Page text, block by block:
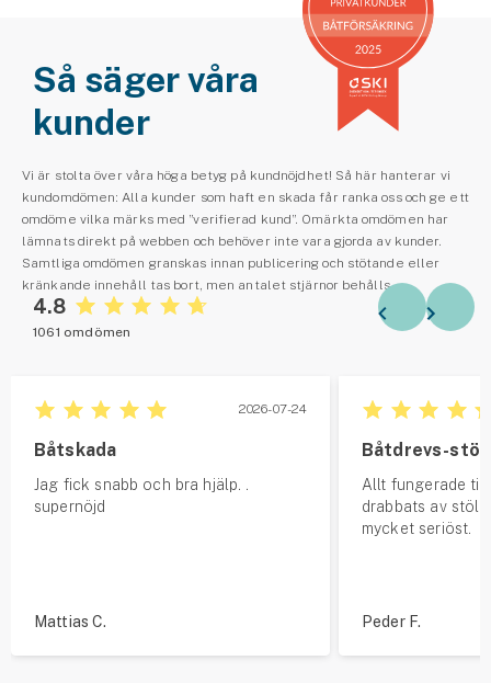
Så säger våra
kunder
Vi är stolta över våra höga betyg på kundnöjdhet! Så här hanterar vi
kundomdömen: Alla kunder som haft en skada får ranka oss och ge ett
omdöme vilka märks med ”verifierad kund”. Omärkta omdömen har
lämnats direkt på webben och behöver inte vara gjorda av kunder.
Samtliga omdömen granskas innan publicering och stötande eller
kränkande innehåll tas bort, men antalet stjärnor behålls.
4.8
1061 omdömen
2026-07-24
Båtskada
Jag fick snabb och bra hjälp. .
supernöjd
Mattias C.
Båtdrevs-
Allt fungerade
drabbats av
mycket seriöst.
Peder F.